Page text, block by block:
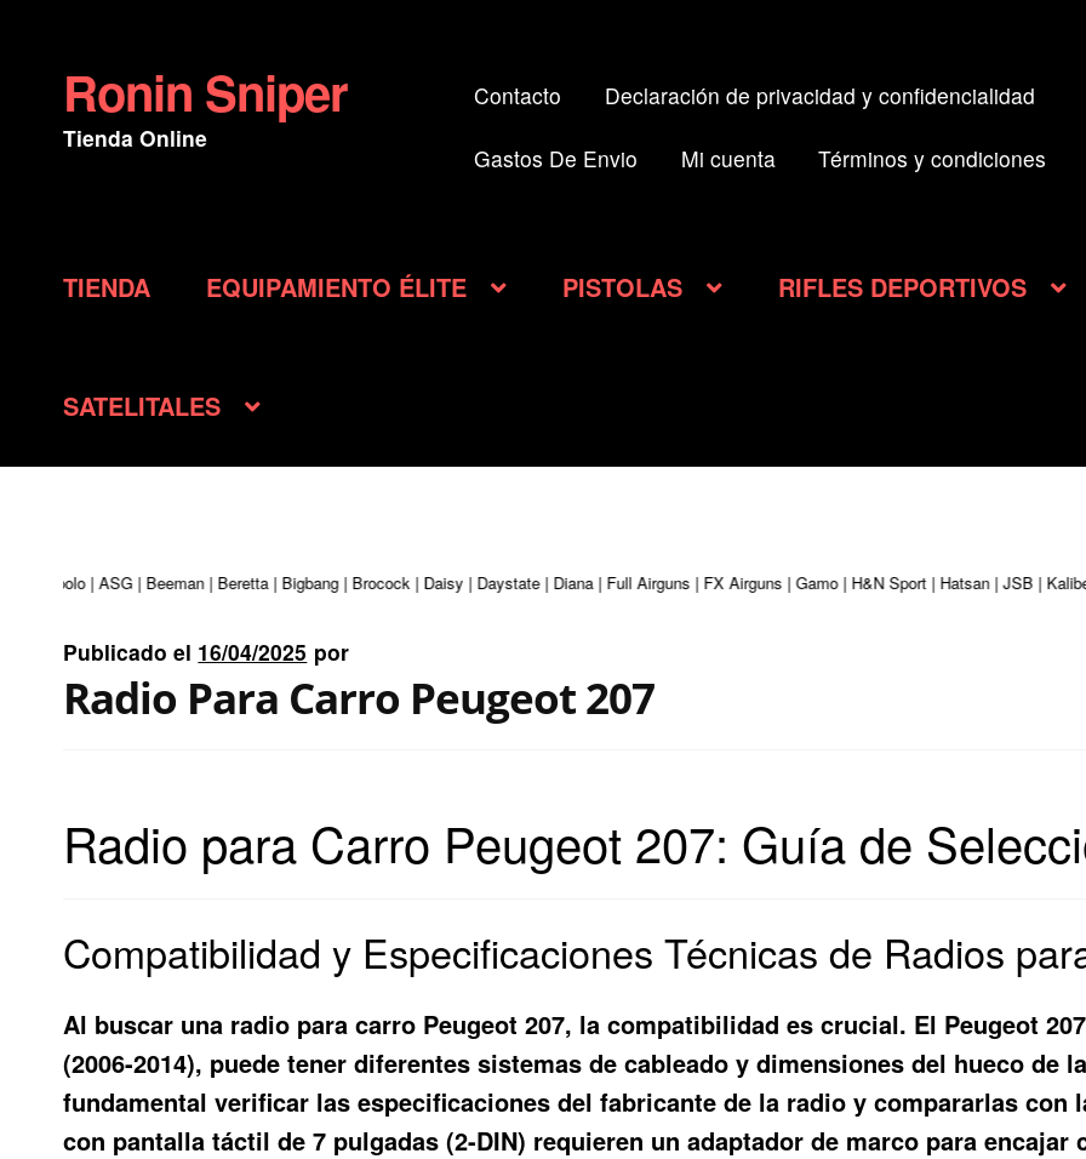
Ir
a
la
Ir
al
contenido
Ronin Sniper
Tienda Online
Contacto Declaración de privacidad y confidencialidad
Gastos De Envio Mi cuenta Términos y condiciones
TIENDA EQUIPAMIENTO ÉLITE PISTOLAS RIFLES DEPORTIVOS
SATELITALES
Apolo | ASG | Beeman | Beretta | Bigbang | Brocock | Daisy | Daystate | Diana | Full Airguns | FX Airguns | Gamo | H&N Sport | Hatsan | JSB |
Publicado el 16/04/2025 por
Radio Para Carro Peugeot 207
Radio para Carro Peugeot 207: Guía de
Compatibilidad y Especificaciones Técnicas de Radios
Al buscar una radio para carro Peugeot 207, la compatibilidad es crucial. El Peugeot
(2006-2014), puede tener diferentes sistemas de cableado y dimensiones del hueco de
fundamental verificar las especificaciones del fabricante de la radio y compararlas
con pantalla táctil de 7 pulgadas (2-DIN) requieren un adaptador de marco para